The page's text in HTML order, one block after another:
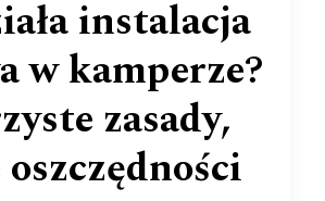
instalacja
w kamperze?
zasady,